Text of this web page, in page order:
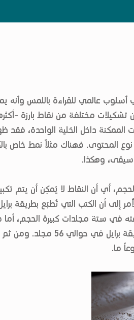
أسلوب عالمي للقراءة باللمس وأنه
تشكيلات مختلفة من نقاط بارزة -
الممكنة داخل الخلية الواحدة، فقد
المحتوى. فهناك مثلاً نمط خاص
وهكذا.
أي أن النقاط لا يُمكِن أن يتم
إلى أن الكتب التي تُطبَع بطريقة
في ستة مجلدات كبيرة الحجم،
البيت الأمريكي للطباعة بتحويلها
ما.